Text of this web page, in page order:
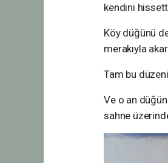
kendini
Köy düğünü
merakıyla
Tam bu
Ve o an
sahne